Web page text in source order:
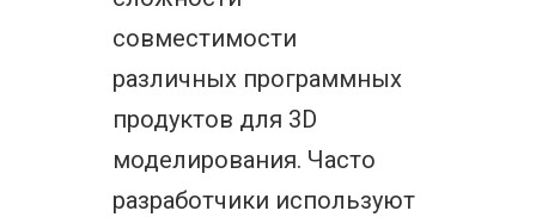
совместимости
различных программных
продуктов для 3D
моделирования. Часто
разработчики используют